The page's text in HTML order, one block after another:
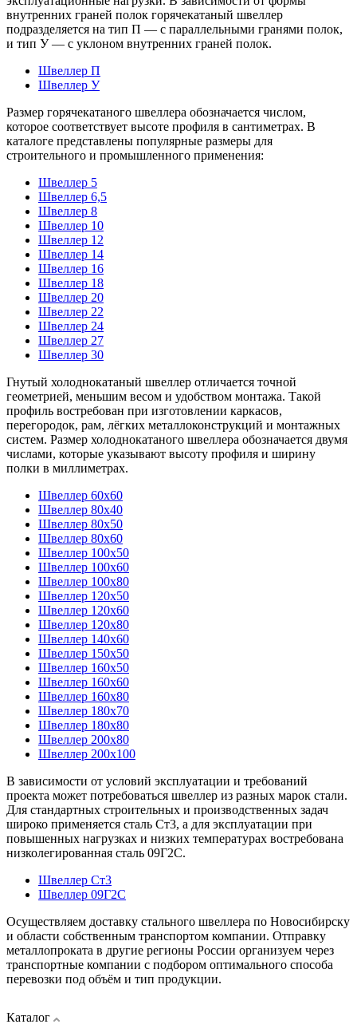
внутренних граней полок горячекатаный швеллер
подразделяется на тип П — с параллельными гранями полок,
и тип У — с уклоном внутренних граней полок.
Швеллер П
Швеллер У
Размер горячекатаного швеллера обозначается числом,
которое соответствует высоте профиля в сантиметрах. В
каталоге представлены популярные размеры для
строительного и промышленного применения:
Швеллер 5
Швеллер 6,5
Швеллер 8
Швеллер 10
Швеллер 12
Швеллер 14
Швеллер 16
Швеллер 18
Швеллер 20
Швеллер 22
Швеллер 24
Швеллер 27
Швеллер 30
Гнутый холоднокатаный швеллер отличается точной
геометрией, меньшим весом и удобством монтажа. Такой
профиль востребован при изготовлении каркасов,
перегородок, рам, лёгких металлоконструкций и монтажных
систем. Размер холоднокатаного швеллера обозначается двумя
числами, которые указывают высоту профиля и ширину
полки в миллиметрах.
Швеллер 60x60
Швеллер 80x40
Швеллер 80x50
Швеллер 80x60
Швеллер 100x50
Швеллер 100x60
Швеллер 100x80
Швеллер 120x50
Швеллер 120x60
Швеллер 120x80
Швеллер 140x60
Швеллер 150x50
Швеллер 160x50
Швеллер 160x60
Швеллер 160x80
Швеллер 180x70
Швеллер 180x80
Швеллер 200x80
Швеллер 200x100
В зависимости от условий эксплуатации и требований
проекта может потребоваться швеллер из разных марок стали.
Для стандартных строительных и производственных задач
широко применяется сталь Ст3, а для эксплуатации при
повышенных нагрузках и низких температурах востребована
низколегированная сталь 09Г2С.
Швеллер Ст3
Швеллер 09Г2С
Осуществляем доставку стального швеллера по Новосибирску
и области собственным транспортом компании. Отправку
металлопроката в другие регионы России организуем через
транспортные компании с подбором оптимального способа
перевозки под объём и тип продукции.
Каталог